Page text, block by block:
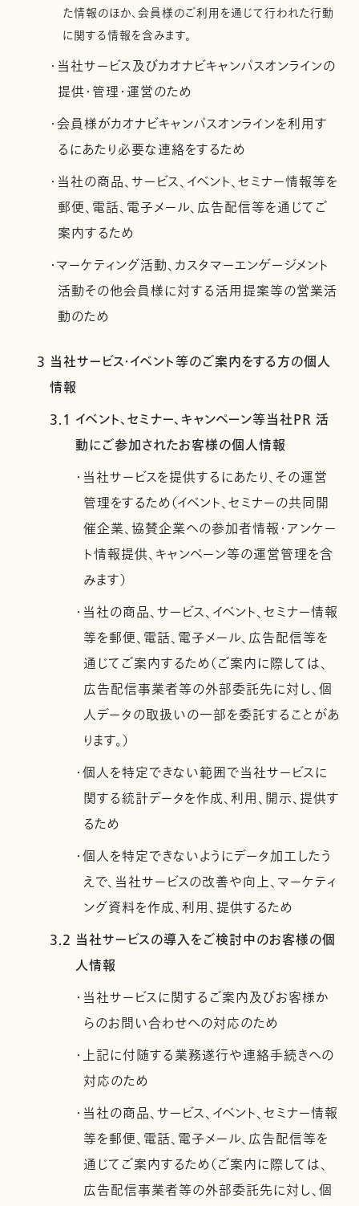
た情報のほか、会員様のご利用を通じて行われた行動
に関する情報を含みます。
・当社サービス及びカオナビキャンパスオンラインの
提供・管理・運営のため
・会員様がカオナビキャンパスオンラインを利用す
るにあたり必要な連絡をするため
・当社の商品、サービス、イベント、セミナー情報等を
郵便、電話、電子メール、広告配信等を通じてご
案内するため
・マーケティング活動、カスタマーエンゲージメント
活動その他会員様に対する活用提案等の営業活
動のため
3 当社サービス・イベント等のご案内をする方の個人
情報
3.1 イベント、セミナー、キャンペーン等当社PR 活
動にご参加されたお客様の個人情報
・当社サービスを提供するにあたり、その運営
管理をするため（イベント、セミナーの共同開
催企業、協賛企業への参加者情報・アンケー
ト情報提供、キャンペーン等の運営管理を含
みます）
・当社の商品、サービス、イベント、セミナー情報
等を郵便、電話、電子メール、広告配信等を
通じてご案内するため（ご案内に際しては、
広告配信事業者等の外部委託先に対し、個
人データの取扱いの一部を委託することがあ
ります。）
・個人を特定できない範囲で当社サービスに
関する統計データを作成、利用、開示、提供す
るため
・個人を特定できないようにデータ加工したう
えで、当社サービスの改善や向上、マーケティ
ング資料を作成、利用、提供するため
3.2 当社サービスの導入をご検討中のお客様の個
人情報
・当社サービスに関するご案内及びお客様か
らのお問い合わせへの対応のため
・上記に付随する業務遂行や連絡手続きへの
対応のため
・当社の商品、サービス、イベント、セミナー情報
等を郵便、電話、電子メール、広告配信等を
通じてご案内するため（ご案内に際しては、
広告配信事業者等の外部委託先に対し、個